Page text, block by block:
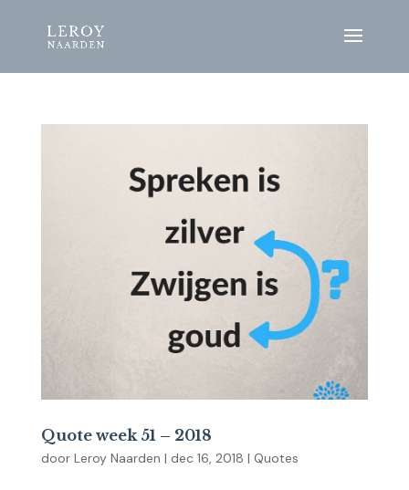
Quote week 51 – 2018
door Leroy Naarden | dec 16, 2018 | Quotes